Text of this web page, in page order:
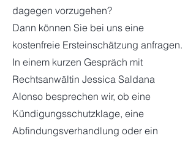
dagegen vorzugehen?
Dann können Sie bei uns eine
kostenfreie Ersteinschätzung anfragen.
In einem kurzen Gespräch mit
Rechtsanwältin Jessica Saldana
Alonso besprechen wir, ob eine
Kündigungsschutzklage, eine
Abfindungsverhandlung oder ein